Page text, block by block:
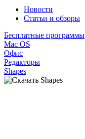
Новости
Статьи и обзоры
Бесплатные программы
Mac OS
Офис
Редакторы
Shapes